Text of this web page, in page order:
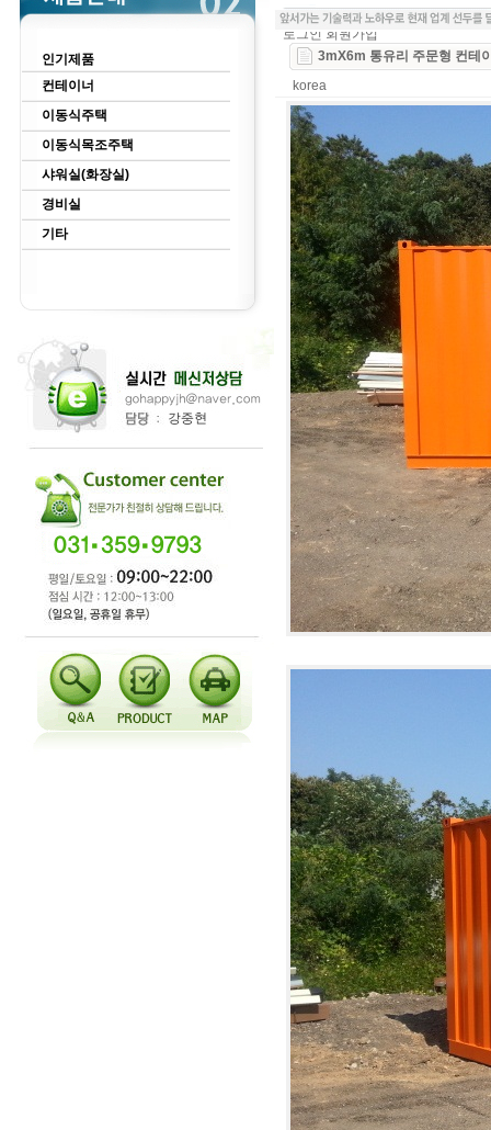
인기제품
컨테이너
이동식주택
이동식목조주택
샤워실(화장실)
경비실
기타
로그인 회원가입
3mX6m 통유리 주문형 컨테
korea